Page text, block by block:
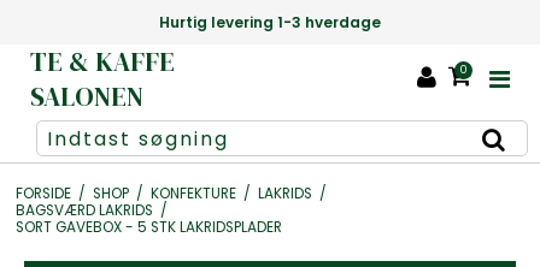
Hurtig levering 1-3 hverdage
TE & KAFFE
SALONEN
0
FORSIDE / SHOP / KONFEKTURE / LAKRIDS /
BAGSVÆRD LAKRIDS /
SORT GAVEBOX - 5 STK LAKRIDSPLADER